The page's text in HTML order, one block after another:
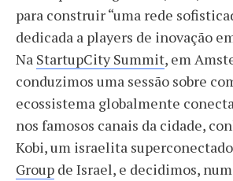
para construir “uma rede
dedicada a players de inovação
Na StartupCity Summit, em
conduzimos uma sessão sobre
ecossistema globalmente
nos famosos canais da cidade,
Kobi, um israelita
Group de Israel, e decidimos,